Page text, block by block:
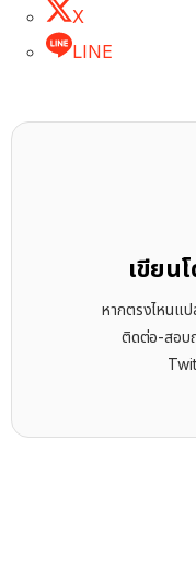
X
LINE
เขียน
หากตรงไหนแป
ติดต่อ-สอบ